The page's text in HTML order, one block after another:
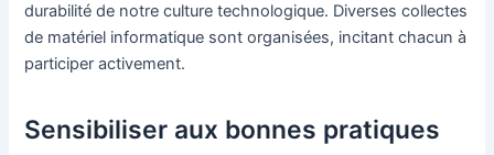
durabilité de notre culture technologique. Diverses collectes
de matériel informatique sont organisées, incitant chacun à
participer activement.
Sensibiliser aux bonnes pratiques